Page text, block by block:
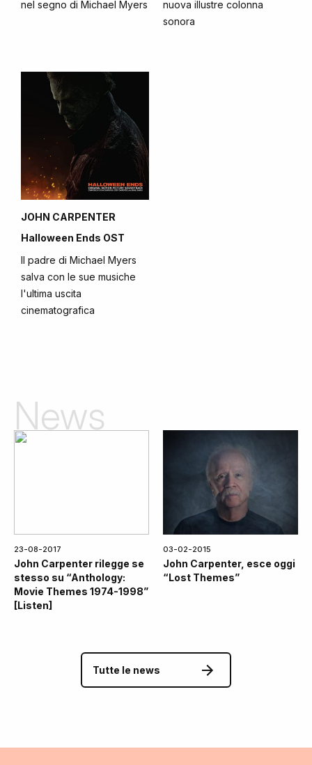
nel segno di Michael Myers
nuova illustre colonna
sonora
JOHN CARPENTER
Halloween Ends OST
Il padre di Michael Myers
salva con le sue musiche
l'ultima uscita
cinematografica
News
23-08-2017
John Carpenter rilegge se
stesso su “Anthology:
Movie Themes 1974-1998”
[Listen]
03-02-2015
John Carpenter, esce oggi
“Lost Themes”
Tutte le news